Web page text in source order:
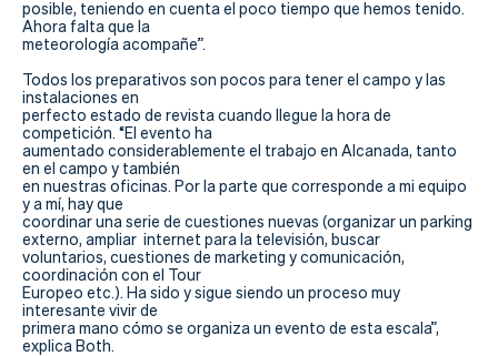
posible, teniendo en cuenta el poco tiempo que hemos tenido.
Ahora falta que la
meteorología acompañe”.
Todos los preparativos son pocos para tener el campo y las
instalaciones en
perfecto estado de revista cuando llegue la hora de
competición. “El evento ha
aumentado considerablemente el trabajo en Alcanada, tanto
en el campo y también
en nuestras oficinas. Por la parte que corresponde a mi equipo
y a mí, hay que
coordinar una serie de cuestiones nuevas (organizar un parking
externo, ampliar internet para la televisión, buscar
voluntarios, cuestiones de marketing y comunicación,
coordinación con el Tour
Europeo etc.). Ha sido y sigue siendo un proceso muy
interesante vivir de
primera mano cómo se organiza un evento de esta escala”,
explica Both.